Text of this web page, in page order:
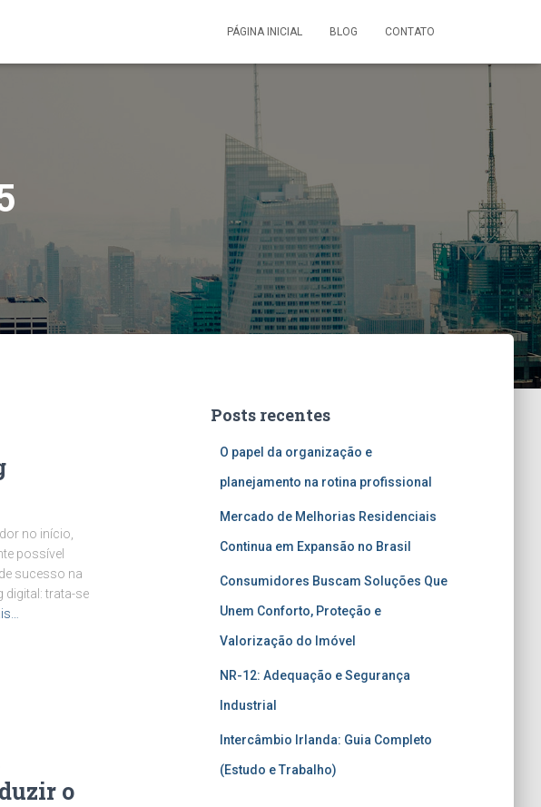
PÁGINA INICIAL BLOG CONTATO
no início,
possível
sucesso na
digital: trata-se
o
Posts recentes
O papel da organização e
planejamento na rotina profissional
Mercado de Melhorias Residenciais
Continua em Expansão no Brasil
Consumidores Buscam Soluções Que
Unem Conforto, Proteção e
Valorização do Imóvel
NR-12: Adequação e Segurança
Industrial
Intercâmbio Irlanda: Guia Completo
(Estudo e Trabalho)